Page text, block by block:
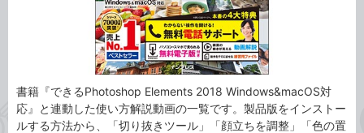
書籍『できるPhotoshop Elements 2018 Windows&macOS対
応』と連動した使い方解説動画の一覧です。製品版をインストー
ルする方法から、「切り抜きツール」「顔立ちを調整」「色の置